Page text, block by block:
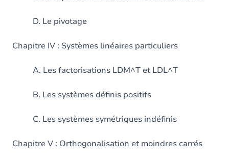
D. Le pivotage
Chapitre IV : Systèmes linéaires particuliers
A. Les factorisations LDM^T et LDL^T
B. Les systèmes définis positifs
C. Les systèmes symétriques indéfinis
Chapitre V : Orthogonalisation et moindres carrés